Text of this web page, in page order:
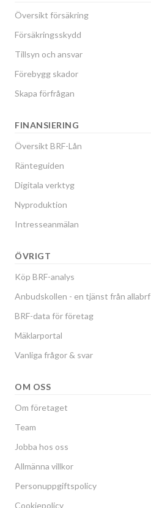
Översikt försäkring
Försäkringsskydd
Tillsyn och ansvar
Förebygg skador
Skapa förfrågan
FINANSIERING
Översikt BRF-Lån
Ränteguiden
Digitala verktyg
Nyproduktion
Intresseanmälan
ÖVRIGT
Köp BRF-analys
Anbudskollen - en tjänst från allabrf
BRF-data för företag
Mäklarportal
Vanliga frågor & svar
OM OSS
Om företaget
Team
Jobba hos oss
Allmänna villkor
Personuppgiftspolicy
Cookiepolicy